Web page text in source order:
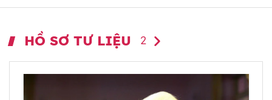
buôn tơ lụa Phúc Lợi.
- Khởi nghiệp bằng 30 nghìn đồng Đông Dương do
cha mẹ cho làm vốn.
- Dưới sự điều hành của vợ chồng ông, hiệu tơ lụa
Phúc Lợi mở rộng sản xuất và buôn bán tơ lụa sang
HỒ SƠ TƯ LIỆU 2